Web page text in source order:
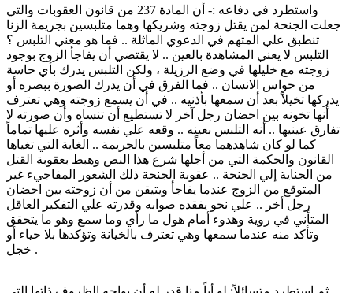
واستطرد في دفاعه :- أن المادة 237 من قانون العقوبات والتي
جعلت الجنحة لمن يقتل زوجته وشريكها وهما متلبسين بجريمة الزنا
تنطبق علي المتهم في الدعوي الماثلة .. فما هو معني التلبس ؟
التلبس لا يعني المشاهدة بالعين .. لا يقتضي أن يفاجأ الزوج بوجود
زوجته مع خليلها في وضع الرزيلة ، ولكن التلبس يدرك بأي حاسة
من حواس الانسان .. فما الفرق في أن يدرك الصورة ببصره أو
يدركها تخيلاً بعد أن سمعها بأذنيه .. في أن يسمع زوجته وهي تعترف
أنها تخونه بين احضان رجل آخر لا تستطيع أن تنساه وأن صورته لا
تفارق عينيها .. أنه التلبس بعينه .. وقعه علي نفسه وأثره عليها تماماً
كما لو كان شاهدهما معاً متلبسين بالجريمة .. الغاية التي تغياها
القانون والحكمة التي من أجلها شرع هذا النص وهبط بعقوبة القتل
من الجناية إلي الجنحة .. عقوبة الجنحة ذلك الشعور المفاجيء غير
المتوقع من الزوج عندما يفاجأ ويتيقن من أن زوجته بين احضان
رجل أخر .. علي نحو يفقده صوابه وقدرته علي التفكير العاقل
المتأني في روية وهدوء أمام هول ما رأي وما سمع وهو ما يتحقق
وتأكد منه عندما سمعها وهي تعترف بالخيانة وتؤكدها بلا حياء أو
خجل .